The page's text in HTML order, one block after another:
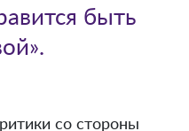
быть
со стороны